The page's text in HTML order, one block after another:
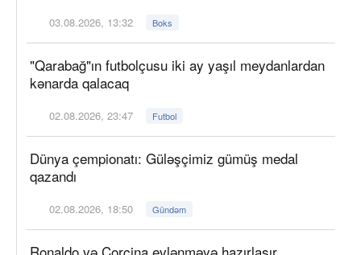
03.08.2026, 13:32 Boks
"Qarabağ"ın futbolçusu iki ay yaşıl meydanlardan
kənarda qalacaq
02.08.2026, 23:47 Futbol
Dünya çempionatı: Güləşçimiz gümüş medal
qazandı
02.08.2026, 18:50 Gündəm